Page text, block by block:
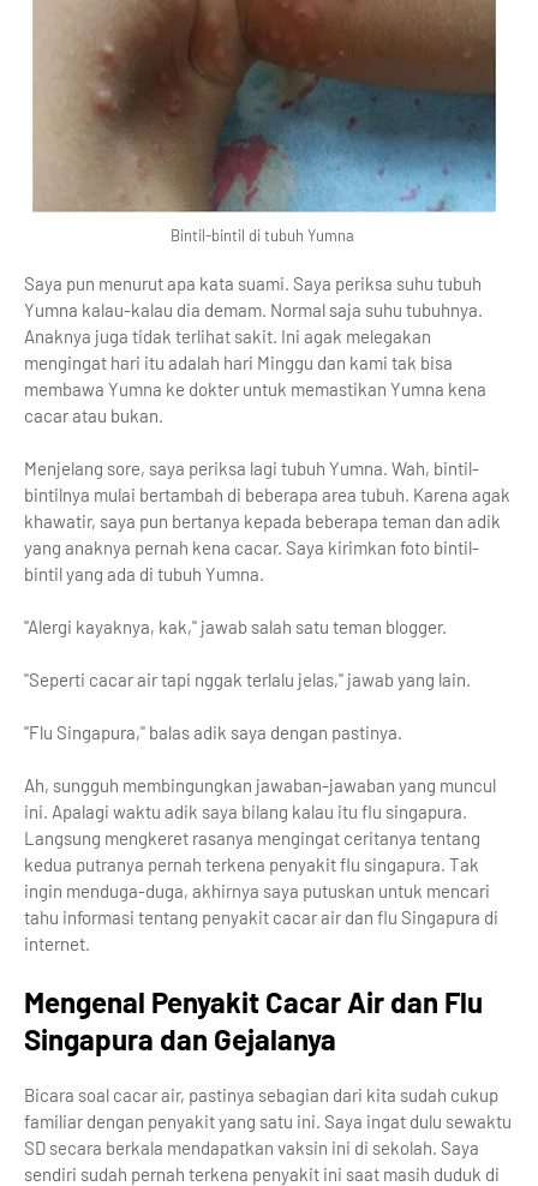
Bintil-bintil di tubuh Yumna
Saya pun menurut apa kata suami. Saya periksa suhu tubuh
Yumna kalau-kalau dia demam. Normal saja suhu tubuhnya.
Anaknya juga tidak terlihat sakit. Ini agak melegakan
mengingat hari itu adalah hari Minggu dan kami tak bisa
membawa Yumna ke dokter untuk memastikan Yumna kena
cacar atau bukan.
Menjelang sore, saya periksa lagi tubuh Yumna. Wah, bintil-
bintilnya mulai bertambah di beberapa area tubuh. Karena agak
khawatir, saya pun bertanya kepada beberapa teman dan adik
yang anaknya pernah kena cacar. Saya kirimkan foto bintil-
bintil yang ada di tubuh Yumna.
"Alergi kayaknya, kak," jawab salah satu teman blogger.
"Seperti cacar air tapi nggak terlalu jelas," jawab yang lain.
"Flu Singapura," balas adik saya dengan pastinya.
Ah, sungguh membingungkan jawaban-jawaban yang muncul
ini. Apalagi waktu adik saya bilang kalau itu flu singapura.
Langsung mengkeret rasanya mengingat ceritanya tentang
kedua putranya pernah terkena penyakit flu singapura. Tak
ingin menduga-duga, akhirnya saya putuskan untuk mencari
tahu informasi tentang penyakit cacar air dan flu Singapura di
internet.
Mengenal Penyakit Cacar Air dan Flu
Singapura dan Gejalanya
Bicara soal cacar air, pastinya sebagian dari kita sudah cukup
familiar dengan penyakit yang satu ini. Saya ingat dulu sewaktu
SD secara berkala mendapatkan vaksin ini di sekolah. Saya
sendiri sudah pernah terkena penyakit ini saat masih duduk di